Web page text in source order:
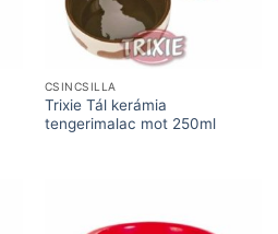
CSINCSILLA
Trixie Tál kerámia
tengerimalac mot 250ml